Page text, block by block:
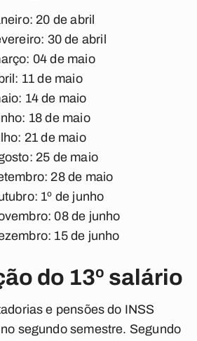
20 de abril
30 de abril
04 de maio
11 de maio
14 de maio
18 de maio
21 de maio
25 de maio
28 de maio
1º de junho
08 de junho
15 de junho
do 13º salário
e pensões do INSS
segundo semestre. Segundo